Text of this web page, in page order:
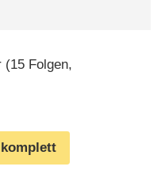
(15 Folgen,